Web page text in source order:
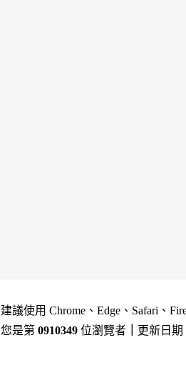
建議使用 Chrome、Edge、Safari、
您是第 0910349 位瀏覽者 更新日期